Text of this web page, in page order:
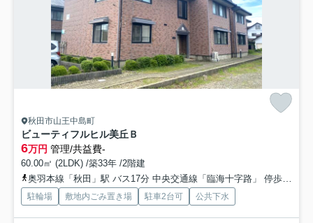
秋田市山王中島町
ビューティフルヒル美丘Ｂ
6万円 管理/共益費-
60.00㎡ (2LDK) /築33年 /2階建
奥羽本線「秋田」駅 バス17分 中央交通線「臨海十字路」 停歩5分
駐輪場 敷地内ごみ置き場 駐車2台可 公共下水